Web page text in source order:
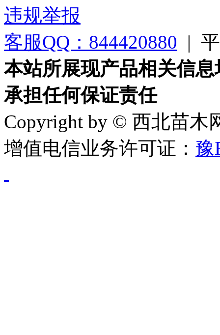
违规举报
客服QQ：844420880 |
本站所展现产品相关信
承担任何保证责任
Copyright by © 西北苗木
增值电信业务许可证： 豫